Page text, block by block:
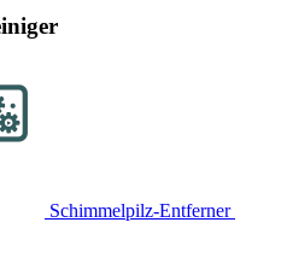
Schimmelpilz-Entferner